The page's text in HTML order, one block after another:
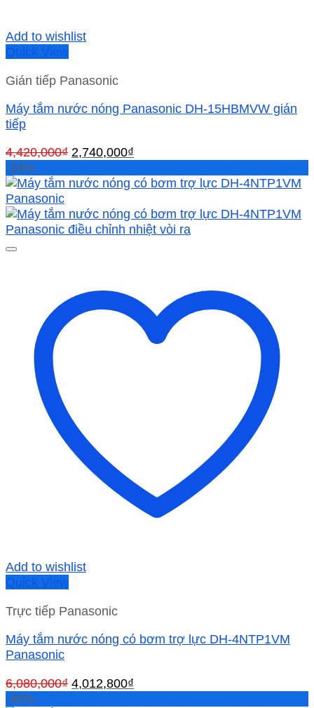
Add to wishlist
Quick View
Gián tiếp Panasonic
Máy tắm nước nóng Panasonic DH-15HBMVW gián
tiếp
4,420,000₫ Giá
là:
2,740,000₫
tại
2,740,000₫.
-34%
Add to wishlist
Quick View
Trực tiếp Panasonic
Máy tắm nước nóng có bơm trợ lực DH-4NTP1VM
Panasonic
6,080,000₫ Giá
4,012,800₫
-30%